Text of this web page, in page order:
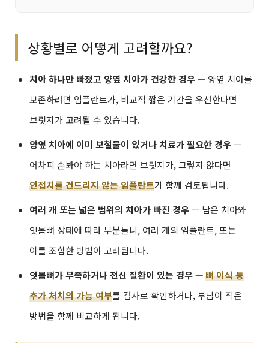
상황별로 어떻게 고려할까요?
치아 하나만 빠졌고 양옆 치아가 건강한 경우— 양옆 치아를
보존하려면 임플란트가, 비교적 짧은 기간을 우선한다면
브릿지가 고려될 수 있습니다.
양옆 치아에 이미 보철물이 있거나 치료가 필요한 경우—
어차피 손봐야 하는 치아라면 브릿지가, 그렇지 않다면
인접치를 건드리지 않는 임플란트가 함께 검토됩니다.
여러 개 또는 넓은 범위의 치아가 빠진 경우— 남은 치아와
잇몸뼈 상태에 따라 부분틀니, 여러 개의 임플란트, 또는
이를 조합한 방법이 고려됩니다.
잇몸뼈가 부족하거나 전신 질환이 있는 경우—뼈 이식 등
추가 처치의 가능 여부를 검사로 확인하거나, 부담이 적은
방법을 함께 비교하게 됩니다.